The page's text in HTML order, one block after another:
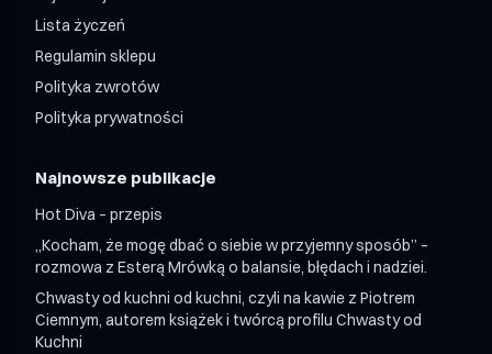
Lista życzeń
Regulamin sklepu
Polityka zwrotów
Polityka prywatności
Najnowsze publikacje
Hot Diva – przepis
„Kocham, że mogę dbać o siebie w przyjemny sposób” –
rozmowa z Esterą Mrówką o balansie, błędach i nadziei.
Chwasty od kuchni od kuchni, czyli na kawie z Piotrem
Ciemnym, autorem książek i twórcą profilu Chwasty od
Kuchni